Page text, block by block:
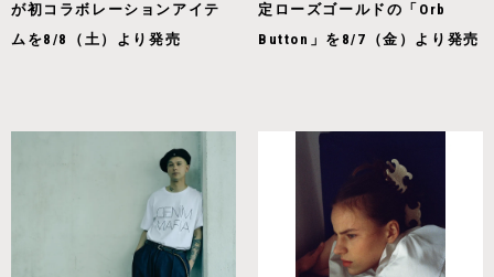
が初コラボレーションアイテ
ムを8/8（土）より発売
定ローズゴールドの「Orb
Button」を8/7（金）より発売